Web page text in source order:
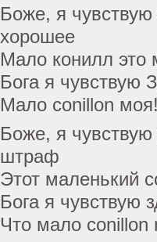
Боже, я
хорошее
Мало конилл
Бога я чувствую
Мало conillon
Боже, я
штраф
Этот маленький
Бога я чувствую
Что мало conillon